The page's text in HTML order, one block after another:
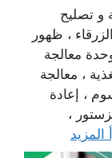
و تصليح
، ظهور
معالجة
، معالجة
، إعادة
،
المزيد